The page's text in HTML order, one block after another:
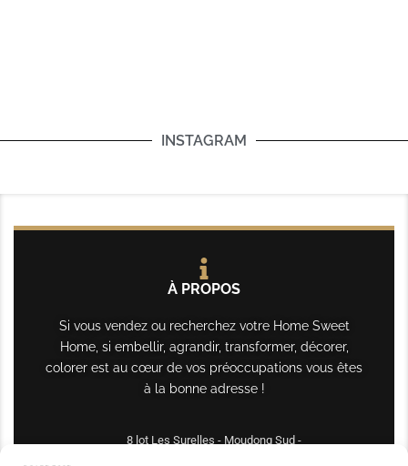
INSTAGRAM
À PROPOS
Si vous vendez ou recherchez votre Home Sweet
Home, si embellir, agrandir, transformer, décorer,
colorer est au cœur de vos préoccupations vous êtes
à la bonne adresse !
8 lot Les Surelles - Moudong Sud -